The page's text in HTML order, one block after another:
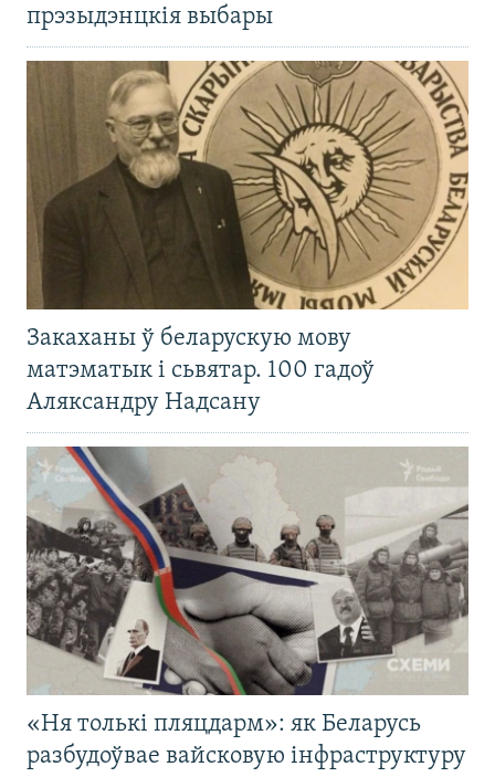
прэзыдэнцкія выбары
Закаханы ў беларускую мову
матэматык і сьвятар. 100 гадоў
Аляксандру Надсану
«Ня толькі пляцдарм»: як Беларусь
разбудоўвае вайсковую інфраструктуру